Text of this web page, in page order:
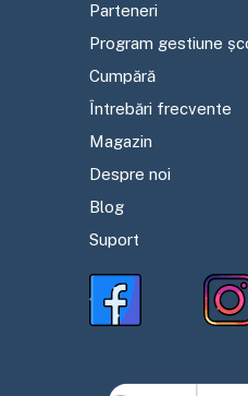
Parteneri
Program gestiune
Cumpără
Întrebări frecvente
Magazin
Despre noi
Blog
Suport